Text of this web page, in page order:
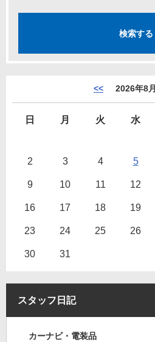
<< 2026年8月
日 月 火 水
2 3 4 5
9 10 11 12
16 17 18 19
23 24 25 26
30 31
スタッフ日記
カーナビ・電装品